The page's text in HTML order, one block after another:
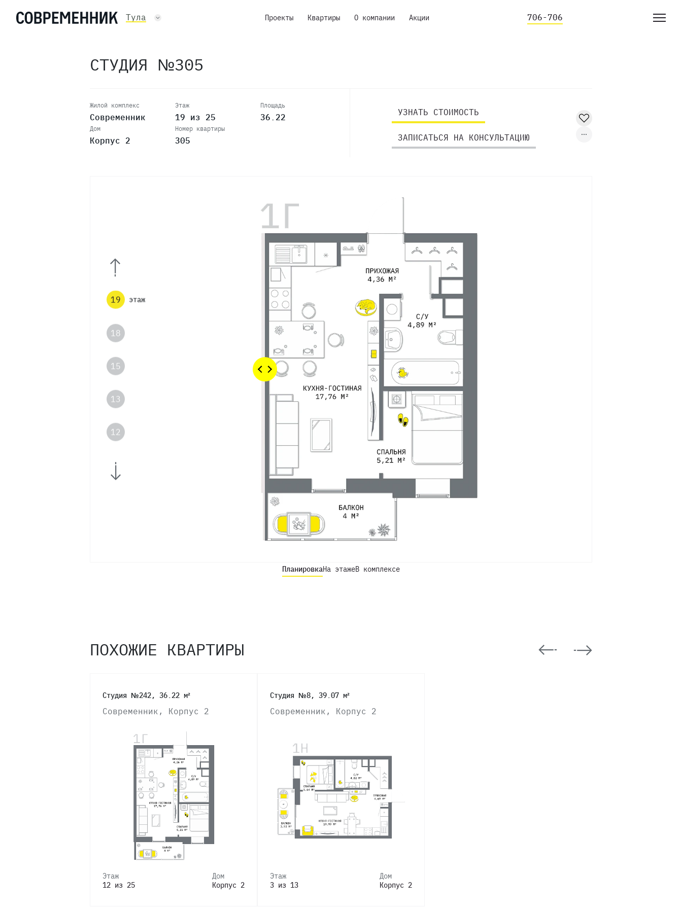
Тула Проекты Квартиры О компании Акции 706-706
СТУДИЯ №305
Жилой комплекс
Современник
Дом
Корпус 2
Этаж
19 из 25
Номер квартиры
305
Площадь
36.22 УЗНАТЬ СТОИМОСТЬ
ЗАПИСАТЬСЯ НА КОНСУЛЬТАЦИЮ
24
19 этаж
18
15
13
12
11
4
ПланировкаНа этажеВ комплексе
ПОХОЖИЕ КВАРТИРЫ
Студия №242, 36.22 м²
Современник, Корпус 2
Этаж
12 из 25
Дом
Корпус 2
Студия №8, 39.07 м²
Современник, Корпус 2
Этаж
3 из 13
Дом
Корпус 2